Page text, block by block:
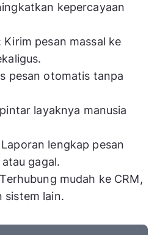
kepercayaan
pesan massal ke
pesan otomatis tanpa
layaknya manusia
lengkap pesan
gagal.
mudah ke CRM,
sistem lain.